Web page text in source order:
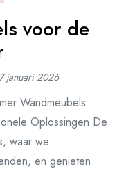
voor de
januari 2026
Wandmeubels
Oplossingen De
waar we
en genieten